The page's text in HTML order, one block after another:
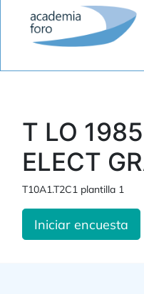
T LO
ELECT
T10A1.T2C1 plantilla 1
Iniciar encuesta